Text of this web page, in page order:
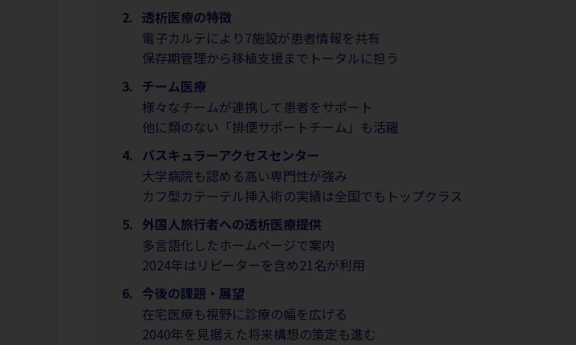
透析医療の特徴
電子カルテにより7施設が患者情報を共有
保存期管理から移植支援までトータルに担う
チーム医療
様々なチームが連携して患者をサポート
他に類のない「排便サポートチーム」も活躍
バスキュラーアクセスセンター
大学病院も認める高い専門性が強み
カフ型カテーテル挿入術の実績は全国でもトップクラス
外国人旅行者への透析医療提供
多言語化したホームページで案内
2024年はリピーターを含め21名が利用
今後の課題・展望
在宅医療も視野に診療の幅を広げる
2040年を見据えた将来構想の策定も進む